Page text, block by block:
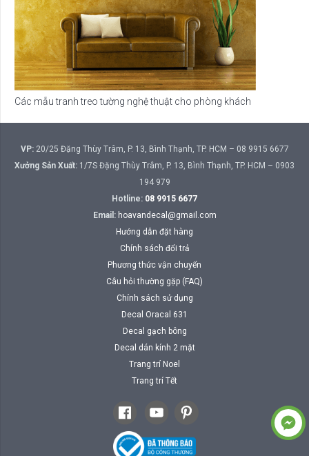
Các mẫu tranh treo tường nghệ thuật cho phòng khách
VP:20/25 Đặng Thùy Trâm, P. 13, Bình Thạnh, TP. HCM – 08 9915 6677
Xưởng Sản Xuất: 1/7S Đặng Thùy Trâm, P. 13, Bình Thạnh, TP. HCM – 0903
194 979
Hotline: 08 9915 6677
Email: hoavandecal@gmail.com
Hướng dẫn đặt hàng
Chính sách đổi trả
Phương thức vận chuyển
Câu hỏi thường gặp (FAQ)
Chính sách sử dụng
Decal Oracal 631
Decal gạch bông
Decal dán kính 2 mặt
Trang trí Noel
Trang trí Tết